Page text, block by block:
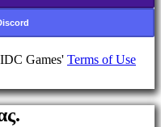
Games' Terms of Use